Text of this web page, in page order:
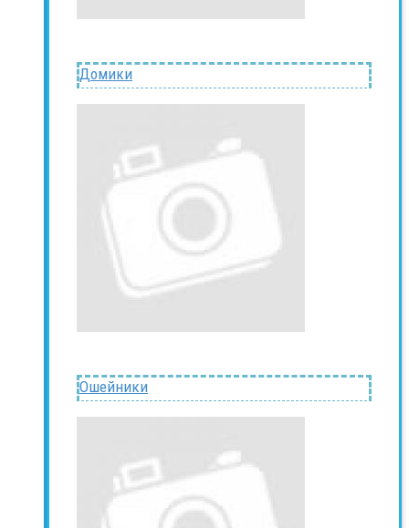
Домики
Ошейники